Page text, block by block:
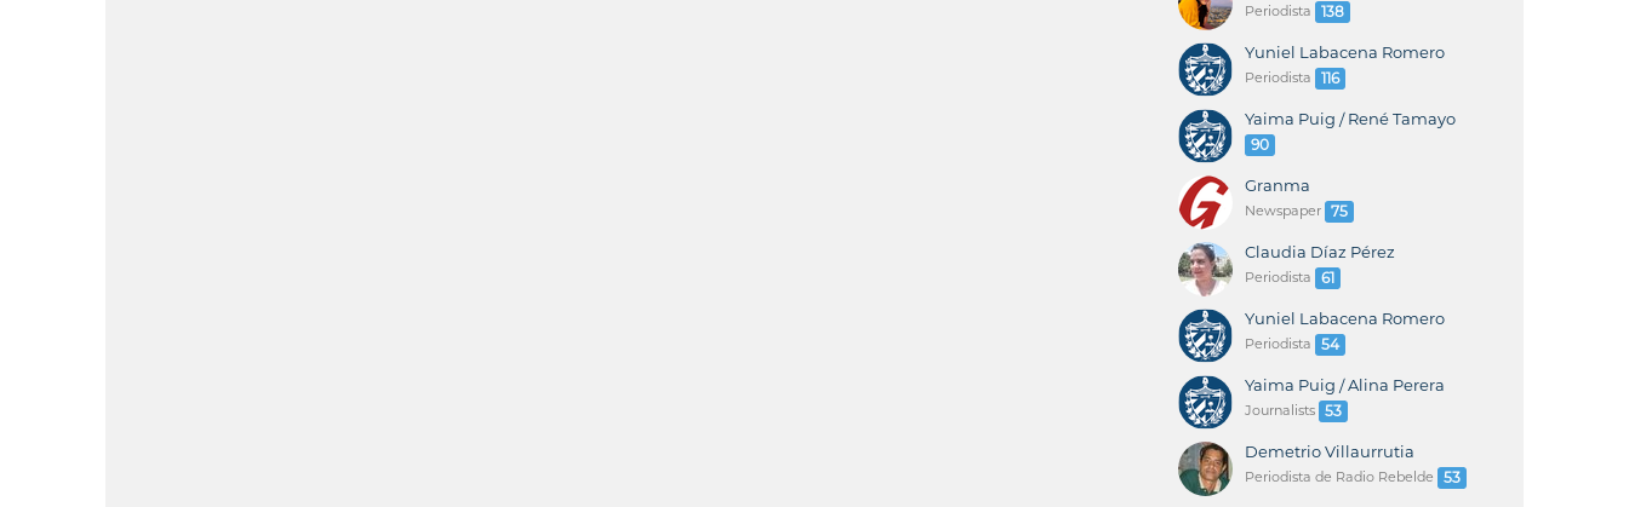
Periodista 138
Yuniel Labacena Romero
Periodista 116
Yaima Puig / René Tamayo
90
Granma
Newspaper 75
Claudia Díaz Pérez
Periodista 61
Yuniel Labacena Romero
Periodista 54
Yaima Puig / Alina Perera
Journalists 53
Demetrio Villaurrutia
Periodista de Radio Rebelde 53